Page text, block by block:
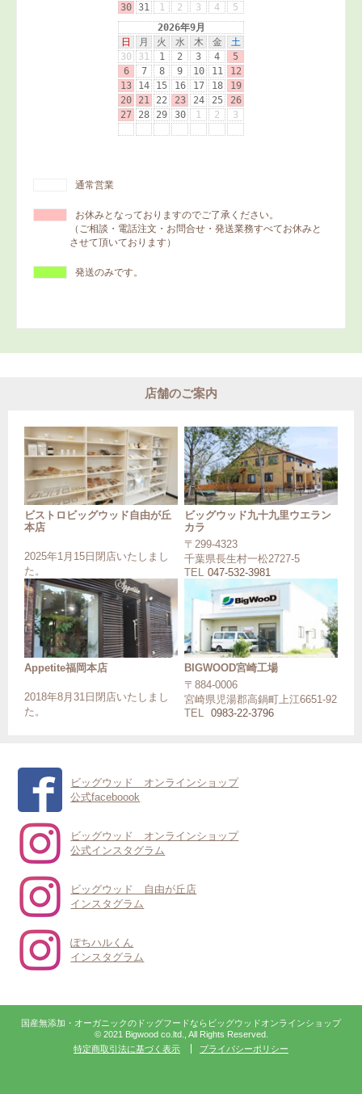
通常営業
お休みとなっておりますのでご了承ください。
（ご相談・電話注文・お問合せ・発送業務すべてお休みと
させて頂いております）
発送のみです。
店舗のご案内
ビストロビッグウッド自由が丘
本店
2025年1月15日閉店いたしまし
た。
ビッグウッド九十九里ウエラン
カラ
〒299-4323
千葉県長生村一松2727-5
TEL 047-532-3981
Appetite福岡本店
2018年8月31日閉店いたしまし
た。
BIGWOOD宮崎工場
〒884-0006
宮崎県児湯郡高鍋町上江6651-92
TEL
0983-22-3796
ビッグウッド オンラインショップ
公式faceboook
ビッグウッド オンラインショップ
公式インスタグラム
ビッグウッド 自由が丘店
インスタグラム
ぽちハルくん
インスタグラム
国産無添加・オーガニックのドッグフードならビッグウッドオンラインショップ
© 2021 Bigwood co.ltd., All Rights Reserved.
特定商取引法に基づく表示
プライバシーポリシー